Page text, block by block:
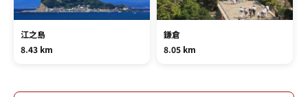
江之島
8.43 km
鎌倉
8.05 km